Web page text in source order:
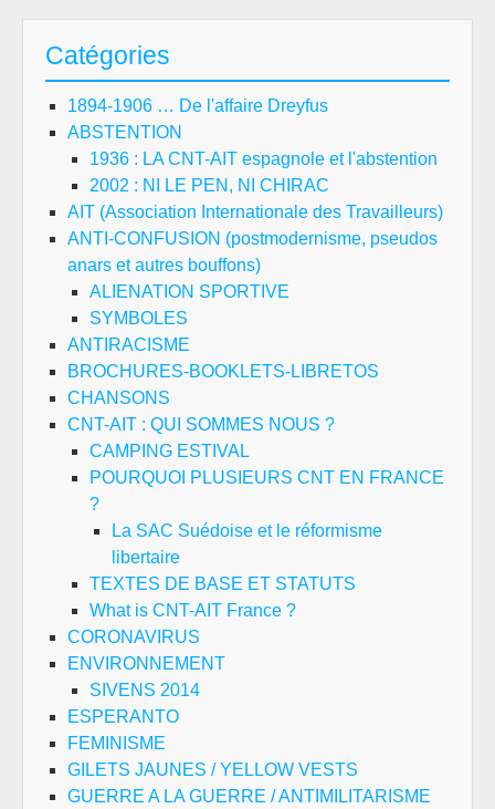
Catégories
1894-1906 … De l'affaire Dreyfus
ABSTENTION
1936 : LA CNT-AIT espagnole et l'abstention
2002 : NI LE PEN, NI CHIRAC
AIT (Association Internationale des Travailleurs)
ANTI-CONFUSION (postmodernisme, pseudos
anars et autres bouffons)
ALIENATION SPORTIVE
SYMBOLES
ANTIRACISME
BROCHURES-BOOKLETS-LIBRETOS
CHANSONS
CNT-AIT : QUI SOMMES NOUS ?
CAMPING ESTIVAL
POURQUOI PLUSIEURS CNT EN FRANCE
?
La SAC Suédoise et le réformisme
libertaire
TEXTES DE BASE ET STATUTS
What is CNT-AIT France ?
CORONAVIRUS
ENVIRONNEMENT
SIVENS 2014
ESPERANTO
FEMINISME
GILETS JAUNES / YELLOW VESTS
GUERRE A LA GUERRE / ANTIMILITARISME